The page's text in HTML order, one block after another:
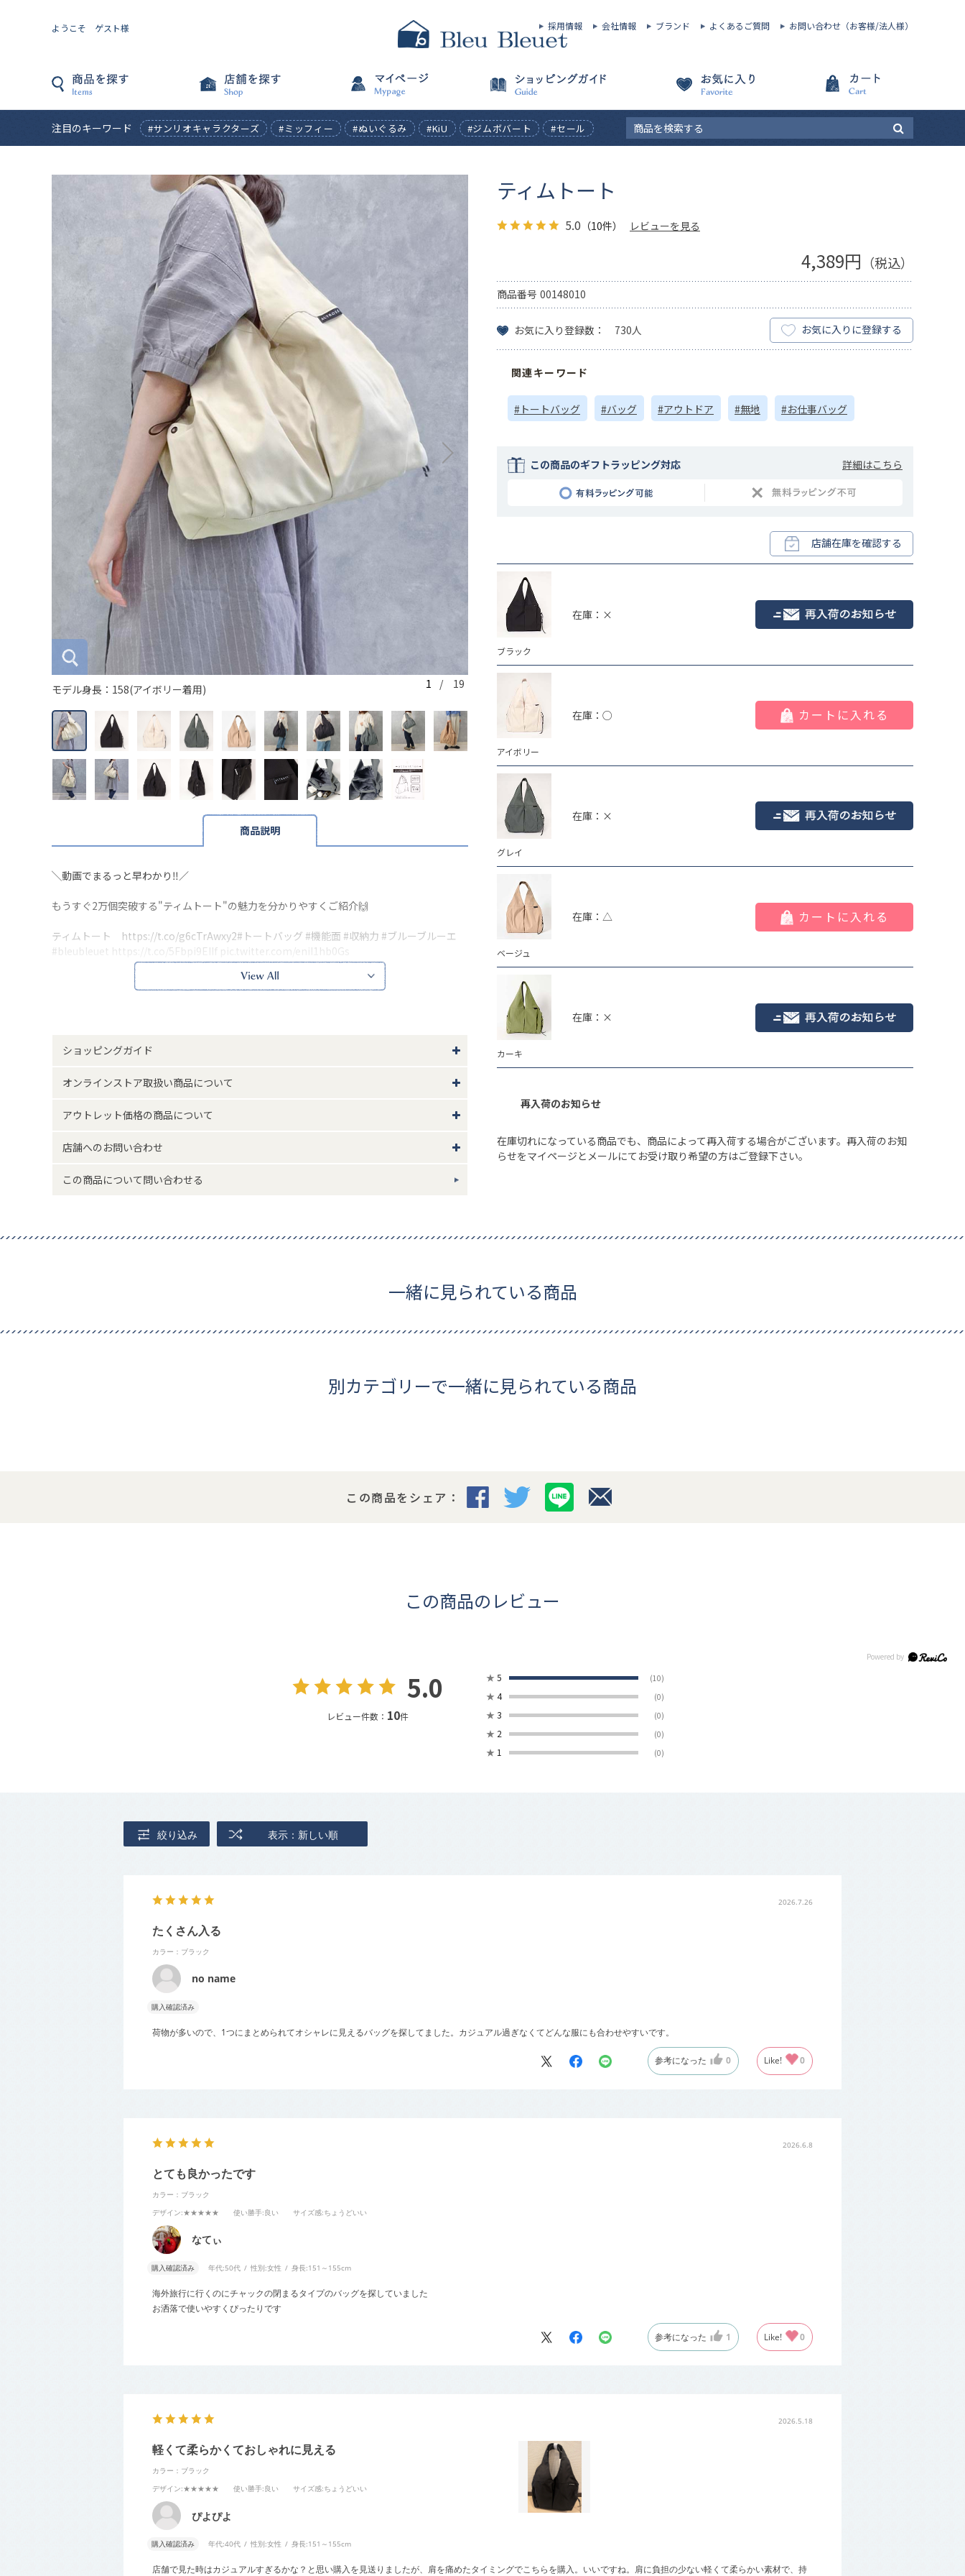
ようこそ ゲスト様 採用情報 会社情報 ブランド よくあるご質問 お問い合わせ（お客様/法人様）
注目のキーワード #サンリオキャラクターズ #ミッフィー #ぬいぐるみ #KiU #ジムボバート #セール
モデル身長：158(アイボリー着用) 1 / 19
商品説明
╲動画でまるっと早わかり‼／
もうすぐ2万個突破する"ティムトート"の魅力を分かりやすくご紹介🙌
ティムトート https://t.co/g6cTrAwxy2#トートバッグ #機能面 #収納力 #ブルーブルーエ
#bleubleuet https://t.co/5Fbpi9EIIf
pic.twitter.com/eniI1hb0Gs
— Bleu Bleuet/ブルーブルーエ【公式】 (@BleuBleuet_inc)October 25, 2025
A4サイズが入るナイロン素材のトートバッグ。
カジュアルなデザインや落ち着いたカラーバリエーションもポイントです。
外側：ボタン付きポケット×2、オープンポケット×3
※本品に付いているご注意書きをお読みの上ご使用ください。
味と異なって見える場合がございます。
ショッピングガイド
オンラインストア取扱い商品について
アウトレット価格の商品について
店舗へのお問い合わせ
この商品について問い合わせる
ティムトート
5.0 （10件） レビューを見る
4,389円 （税込）
商品番号 00148010
お気に入り登録数： 730人 お気に入りに登録する
関連キーワード
#トートバッグ #バッグ #アウトドア #無地 #お仕事バッグ
この商品のギフトラッピング対応 詳細はこちら
店舗在庫を確認する
ブラック
在庫：×
アイボリー
在庫：○ カートに入れる
グレイ
在庫：×
ベージュ
在庫：△ カートに入れる
カーキ
在庫：×
再入荷のお知らせ
在庫切れになっている商品でも、商品によって再入荷する場合がございます。再入荷のお知
らせをマイページとメールにてお受け取り希望の方はご登録下さい。
一緒に見られている商品
別カテゴリーで一緒に見られている商品
この商品をシェア：
この商品のレビュー
5.0
レビュー件数： 10件
★ 5 (10)
★ 4 (0)
★ 3 (0)
★ 2 (0)
★ 1 (0)
絞り込み 表示：新しい順
2026.7.26
たくさん入る
カラー：ブラック
no name
購入確認済み
荷物が多いので、1つにまとめられてオシャレに見えるバッグを探してました。カジュアル過ぎなくてどんな服にも合わせやすいです。
参考になった 0 Like! 0
2026.6.8
とても良かったです
カラー：ブラック
デザイン:★★★★★ 使い勝手:良い サイズ感:ちょうどいい
なてぃ
購入確認済み 年代:50代 性別:女性 身長:151～155cm
海外旅行に行くのにチャックの閉まるタイプのバッグを探していました
お洒落で使いやすくぴったりです
参考になった 1 Like! 0
2026.5.18
軽くて柔らかくておしゃれに見える
カラー：ブラック
デザイン:★★★★★ 使い勝手:良い サイズ感:ちょうどいい
ぴよぴよ
購入確認済み 年代:40代 性別:女性 身長:151～155cm
店舗で見た時はカジュアルすぎるかな？と思い購入を見送りましたが、肩を痛めたタイミングでこちらを購入。いいですね。肩に負担の少ない軽くて柔らかい素材で、持